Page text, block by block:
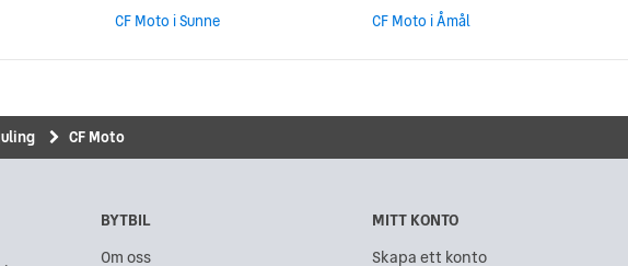
CF Moto i Sunne
CF Moto i Åmål
CF Moto
BYTBIL
Om oss
MITT KONTO
Skapa ett konto